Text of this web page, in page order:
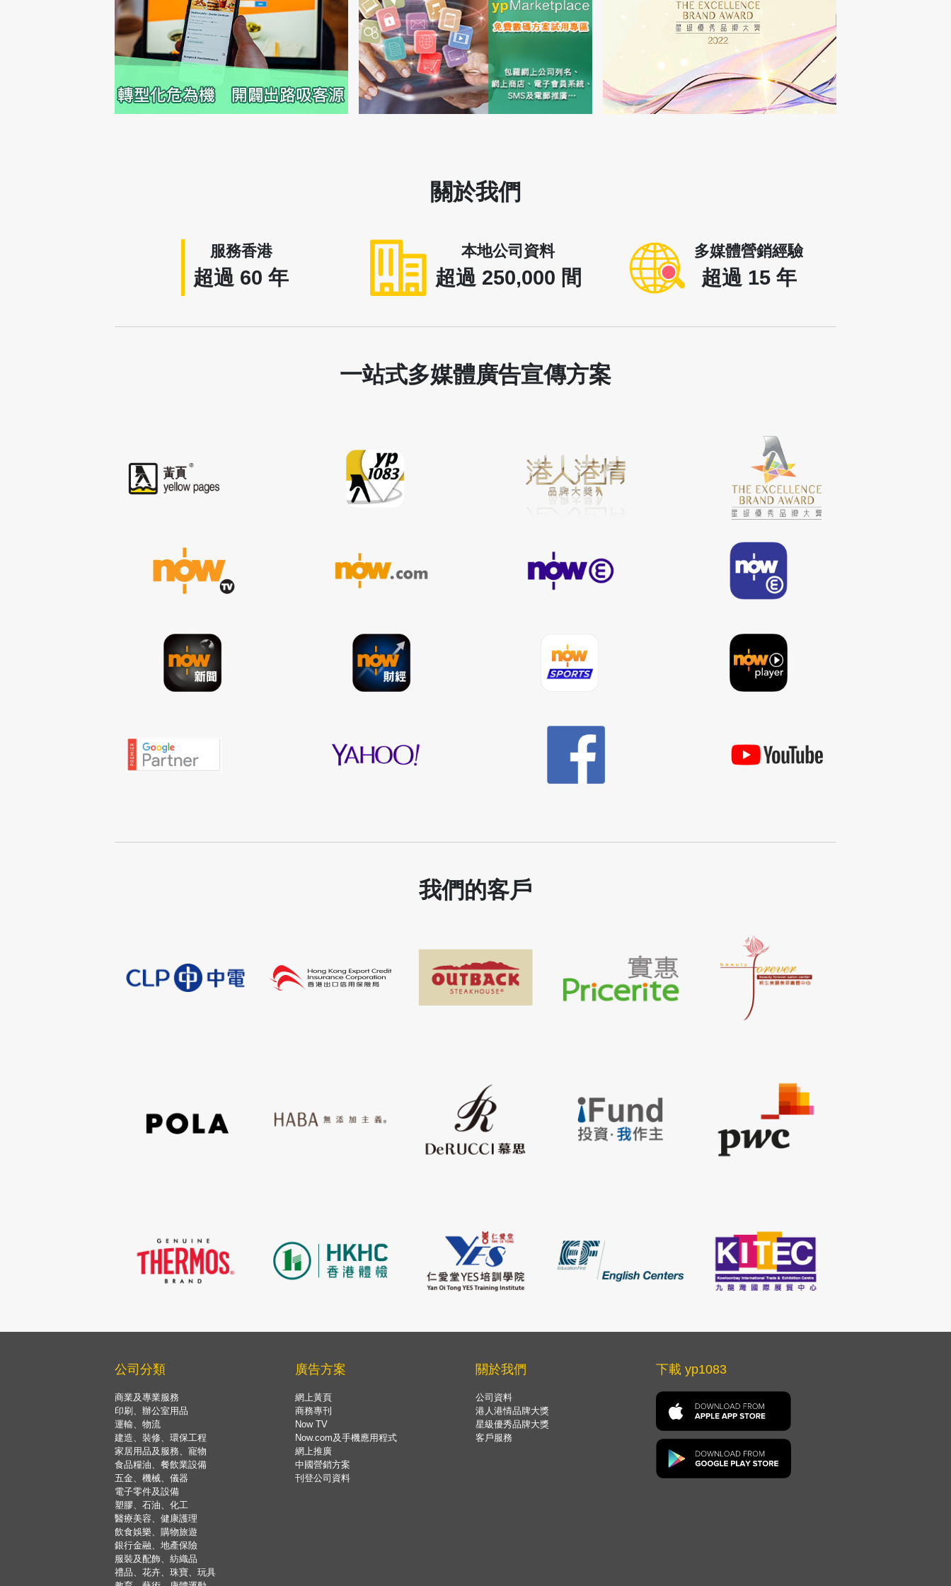
關於我們
服務香港
超過 60 年
本地公司資料
超過 250,000 間
多媒體營銷經驗
超過 15年
一站式多媒體廣告宣傳方案
我們的客戶
公司分類
商業及專業服務
印刷、辦公室用品
運輸、物流
建造、裝修、環保工程
家居用品及服務、寵物
食品糧油、餐飲業設備
五金、機械、儀器
電子零件及設備
塑膠、石油、化工
醫療美容、健康護理
飲食娛樂、購物旅遊
銀行金融、地產保險
服裝及配飾、紡織品
禮品、花卉、珠寶、玩具
廣告方案
網上黃頁
商務專刊
Now TV
Now.com及手機應用程式
網上推廣
中國營銷方案
刊登公司資料
關於我們
公司資料
港人港情品牌大獎
星級優秀品牌大獎
客戶服務
下載 yp1083